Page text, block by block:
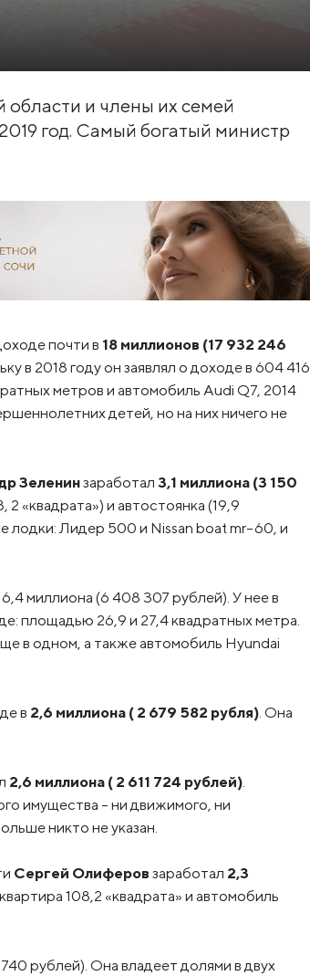
области и члены их семей
год. Самый богатый министр
почти в 18 миллионов (17 932 246
в 2018 году он заявлял о доходе в 604 416
метров и автомобиль Audi Q7, 2014
детей, но на них ничего не
Зеленинзаработал 3,1 миллиона (3 150
2 «квадрата») и автостоянка (19,9
лодки: Лидер 500 и Nissan boat mr-60, и
миллиона (6 408 307 рублей). У нее в
площадью 26,9 и 27,4 квадратных метра.
в одном, а также автомобиль Hyundai
в 2,6 миллиона ( 2 679 582 рубля). Она
2,6 миллиона ( 2 611 724 рублей).
имущества – ни движимого, ни
никто не указан.
Сергей Олиферов заработал 2,3
108,2 «квадрата» и автомобиль
рублей). Она владеет долями в двух